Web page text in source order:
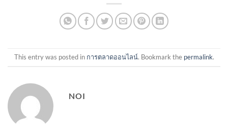
This entry was posted in การตลาดออนไลน์. Bookmark the permalink.
NOI